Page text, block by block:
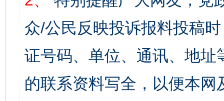
众/公民反映投诉报料投稿
证号码、单位、通讯、地
的联系资料写全，以便本